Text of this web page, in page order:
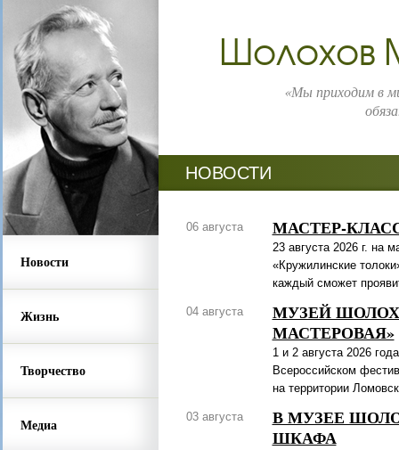
Новости
Жизнь
Творчество
Медиа
Шолохов
«Мы приходим в
НОВОСТИ
06 августа МАСТЕР-
23 августа 2026 г. на
«Кружилинские
каждый сможет
04 августа
МУЗЕЙ
МАСТЕРОВАЯ»
1 и 2 августа 2026
Всероссийском
на территории
03 августа
В МУЗЕЕ
ШКАФА